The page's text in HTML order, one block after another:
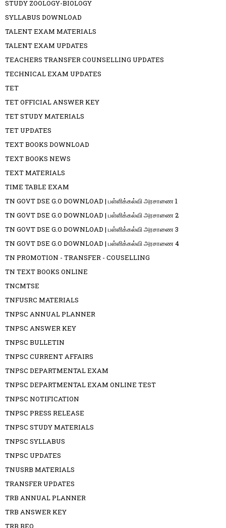
STUDY ZOOLOGY-BIOLOGY
SYLLABUS DOWNLOAD
TALENT EXAM MATERIALS
TALENT EXAM UPDATES
TEACHERS TRANSFER COUNSELLING UPDATES
TECHNICAL EXAM UPDATES
TET
TET OFFICIAL ANSWER KEY
TET STUDY MATERIALS
TET UPDATES
TEXT BOOKS DOWNLOAD
TEXT BOOKS NEWS
TEXT MATERIALS
TIME TABLE EXAM
TN GOVT DSE G.O DOWNLOAD | பள்ளிக்கல்வி அரசாணை 1
TN GOVT DSE G.O DOWNLOAD | பள்ளிக்கல்வி அரசாணை 2
TN GOVT DSE G.O DOWNLOAD | பள்ளிக்கல்வி அரசாணை 3
TN GOVT DSE G.O DOWNLOAD | பள்ளிக்கல்வி அரசாணை 4
TN PROMOTION - TRANSFER - COUSELLING
TN TEXT BOOKS ONLINE
TNCMTSE
TNFUSRC MATERIALS
TNPSC ANNUAL PLANNER
TNPSC ANSWER KEY
TNPSC BULLETIN
TNPSC CURRENT AFFAIRS
TNPSC DEPARTMENTAL EXAM
TNPSC DEPARTMENTAL EXAM ONLINE TEST
TNPSC NOTIFICATION
TNPSC PRESS RELEASE
TNPSC STUDY MATERIALS
TNPSC SYLLABUS
TNPSC UPDATES
TNUSRB MATERIALS
TRANSFER UPDATES
TRB ANNUAL PLANNER
TRB ANSWER KEY
TRB BEO